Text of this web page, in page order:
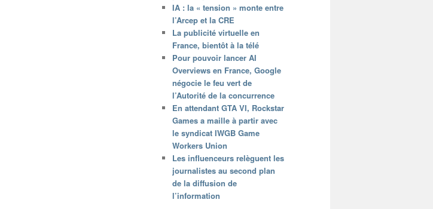
IA : la « tension » monte entre
l’Arcep et la CRE
La publicité virtuelle en
France, bientôt à la télé
Pour pouvoir lancer AI
Overviews en France, Google
négocie le feu vert de
l’Autorité de la concurrence
En attendant GTA VI, Rockstar
Games a maille à partir avec
le syndicat IWGB Game
Workers Union
Les influenceurs relèguent les
journalistes au second plan
de la diffusion de
l’information